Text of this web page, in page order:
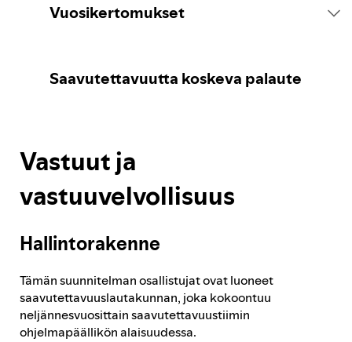
Spotifyn suunnitelma
Raportointi edistymisestä
Vastuut ja vastuuvelvollisuus
Vuosikertomukset
Saavutettavuutta koskeva palaute
Vastuut ja
vastuuvelvollisuus
Hallintorakenne
Tämän suunnitelman osallistujat ovat luoneet
saavutettavuuslautakunnan, joka kokoontuu
neljännesvuosittain saavutettavuustiimin
ohjelmapäällikön alaisuudessa.